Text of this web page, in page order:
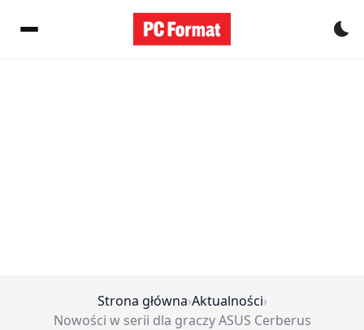
Strona główna›Aktualności›
Nowości w serii dla graczy ASUS Cerberus